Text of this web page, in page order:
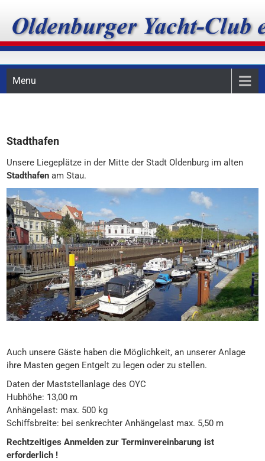
content
Oldenburger Yacht-Club
e.V.
Menu
Stadthafen
Unsere Liegeplätze in der Mitte der Stadt Oldenburg im alten
Stadthafen am Stau.
Auch unsere Gäste haben die Möglichkeit, an unserer Anlage
ihre Masten gegen Entgelt zu legen oder zu stellen.
Daten der Maststellanlage des OYC
Hubhöhe: 13,00 m
Anhängelast: max. 500 kg
Schiffsbreite: bei senkrechter Anhängelast max. 5,50 m
Rechtzeitiges Anmelden zur Terminvereinbarung ist
erforderlich !